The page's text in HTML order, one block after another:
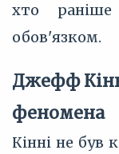
хто
обов'язком.
Джефф
феномена
Кінні не був